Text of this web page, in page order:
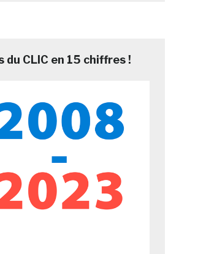
du CLIC en 15 chiffres !